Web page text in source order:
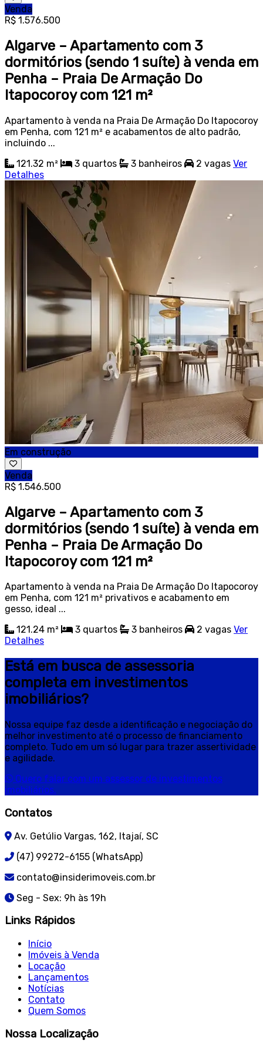
Venda
R$ 1.576.500
Algarve – Apartamento com 3
dormitórios (sendo 1 suíte) à venda em
Penha – Praia De Armação Do
Itapocoroy com 121 m²
Apartamento à venda na Praia De Armação Do Itapocoroy
em Penha, com 121 m² e acabamentos de alto padrão,
incluindo ...
121.32 m²
3 quartos 3 banheiros 2 vagas Ver
Detalhes
Em construção
Venda
R$ 1.546.500
Algarve – Apartamento com 3
dormitórios (sendo 1 suíte) à venda em
Penha – Praia De Armação Do
Itapocoroy com 121 m²
Apartamento à venda na Praia De Armação Do Itapocoroy
em Penha, com 121 m² privativos e acabamento em
gesso, ideal ...
121.24 m²
3 quartos 3 banheiros 2 vagas Ver
Detalhes
Está em busca de assessoria
completa em investimentos
imobiliários?
Nossa equipe faz desde a identificação e negociação do
melhor investimento até o processo de financiamento
completo. Tudo em um só lugar para trazer assertividade
e agilidade.
Quero falar com um assessor de investimentos
imobiliários.
Contatos
Av. Getúlio Vargas, 162, Itajaí, SC
(47) 99272-6155 (WhatsApp)
contato@insiderimoveis.com.br
Seg - Sex: 9h às 19h
Links Rápidos
Início
Imóveis à Venda
Locação
Lançamentos
Notícias
Contato
Quem Somos
Nossa Localização